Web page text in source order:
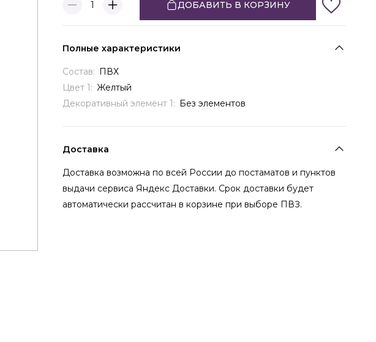
1 ДОБАВИТЬ В КОРЗИНУ
Полные характеристики
Состав: ПВХ
Цвет 1: Желтый
Декоративный элемент 1: Без элементов
Доставка
Доставка возможна по всей России до постаматов и пунктов
выдачи сервиса Яндекс Доставки. Срок доставки будет
автоматически рассчитан в корзине при выборе ПВЗ.